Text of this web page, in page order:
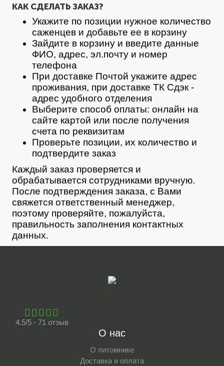
КАК СДЕЛАТЬ ЗАКАЗ?
Укажите по позиции нужное количество
саженцев и добавьте ее в корзину
Зайдите в корзину и введите данные
ФИО, адрес, эл.почту и номер
телефона
При доставке Почтой укажите адрес
проживания, при доставке ТК Сдэк -
адрес удобного отделения
Выберите способ оплаты: онлайн на
сайте картой или после получения
счета по реквизитам
Проверьте позиции, их количество и
подтвердите заказ
Каждый заказ проверяется и
обрабатывается сотрудниками вручную.
После подтверждения заказа, с Вами
свяжется ответственный менеджер,
поэтому проверяйте, пожалуйста,
правильность заполнения контактных
данных.
4.5/5 - 71 отзыв
О нас
О питомнике
Доставка и оплата